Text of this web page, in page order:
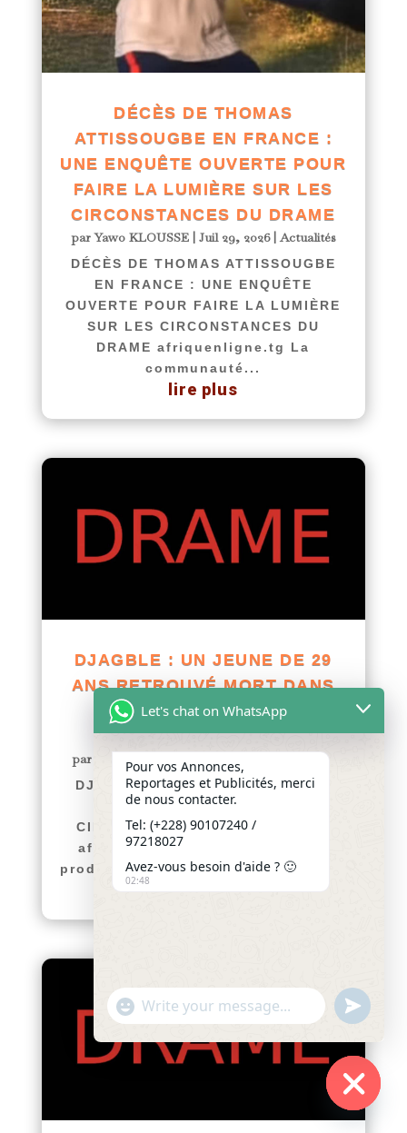
DÉCÈS DE THOMAS
ATTISSOUGBE EN FRANCE :
UNE ENQUÊTE OUVERTE POUR
FAIRE LA LUMIÈRE SUR LES
CIRCONSTANCES DU DRAME
parYawo KLOUSSE| Juil 29, 2026| Actualités
DÉCÈS DE THOMAS ATTISSOUGBE
EN FRANCE : UNE ENQUÊTE
OUVERTE POUR FAIRE LA LUMIÈRE
SUR LES CIRCONSTANCES DU
DRAME afriquenligne.tg La
communauté...
lire plus
DJAGBLE : UN JEUNE DE 29
ANS RETROUVÉ MORT DANS
DES CIRCONSTANCES
TROUBLANTES
par Yawo KLOUSSE Actualités
DJAGBLE : UN JEUNE DE 29 ANS
RETROUVÉ MORT DANS DES
CIRCONSTANCES TROUBLANTES
afriquenligne.tg Un drame s'est
produit dans la nuit du samedi au...
lire plus
Hide
Let's chat on WhatsApp
Pour vos Annonces,
Reportages et Publicités, merci
de nous contacter.
Tel: (+228) 90107240 /
97218027
Avez-vous besoin d'aide ? 🙂
02:48
"+chaty_settings.lang.emoji_picker+"
WhatsApp
undefined